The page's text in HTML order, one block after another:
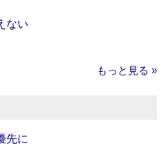
ない
もっと見る »
先に